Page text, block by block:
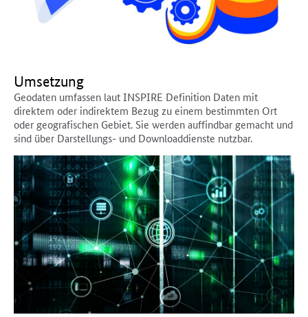
Umsetzung
Geodaten umfassen laut INSPIRE Definition Daten mit
direktem oder indirektem Bezug zu einem bestimmten Ort
oder geografischen Gebiet. Sie werden auffindbar gemacht und
sind über Darstellungs- und Downloaddienste nutzbar.